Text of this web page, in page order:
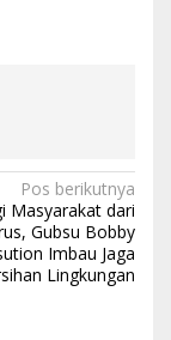
Pos berikutnya
Masyarakat dari
Gubsu Bobby
Imbau Jaga
Lingkungan